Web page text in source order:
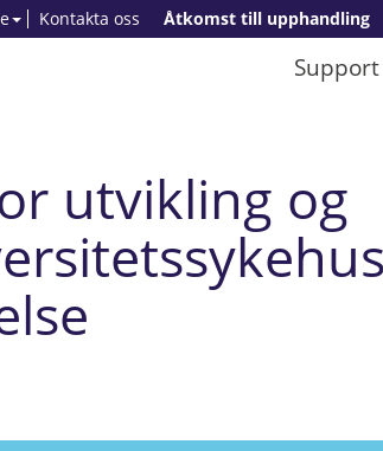
Åtkomst till upphandling
Kontakta oss
Support
utvikling og